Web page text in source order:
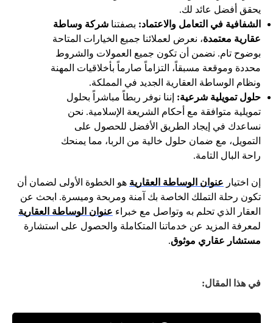
يحقق أفضل عائد لك.
الشفافية في التعامل والاعتماد: بصفتنا شركة وساطة
عقارية معتمدة، نعرض لعملائنا جميع الخيارات المتاحة
بوضوح تام. نضمن أن تكون جميع العمولات والشروط
محددة وموقعة مسبقاً، التزاماً صارماً بأخلاقيات المهنة
ونظام الوساطة العقارية الجديد في المملكة.
حلول تمويلية شرعية: إننا نوفر ربطاً مباشراً بحلول
تمويلية متوافقة مع أحكام الشريعة الإسلامية. نحن
نساعدك في إيجاد الطريق الأفضل للحصول على
التمويل، مع ضمان حلول خالية من الربا، مما يمنحك
راحة البال التامة.
إن اختيار عنوان الوساطة العقارية هو الخطوة الأولى لضمان أن
تكون رحلة التملك الخاصة بك آمنة ومربحة وميسرة. ابحث عن
العقار الذي تحلم به وتواصل مع خبراء عنوان الوساطة العقارية
لمعرفة المزيد عن خدماتنا المتكاملة والحصول على استشارة
مستشار عقاري موثوق.
في هذا المقال: